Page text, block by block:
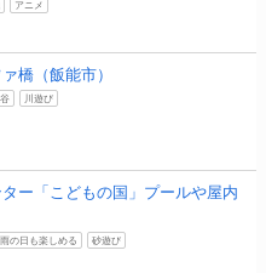
アニメ
橋（飯能市）
川遊び
ー「こどもの国」プールや屋内
雨の日も楽しめる 砂遊び